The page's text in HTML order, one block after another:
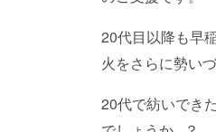
20代目以降も早
火をさらに勢い
20代で紡いでき